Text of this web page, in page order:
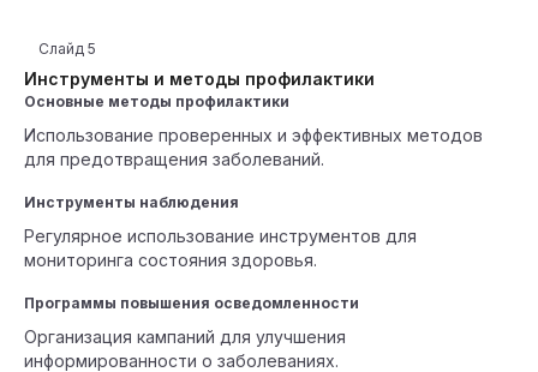
Инструменты и методы профилактики
Слайд 5
Основные методы профилактики
Использование проверенных и эффективных методов
для предотвращения заболеваний.
Инструменты наблюдения
Регулярное использование инструментов для
мониторинга состояния здоровья.
Программы повышения осведомленности
Организация кампаний для улучшения
информированности о заболеваниях.